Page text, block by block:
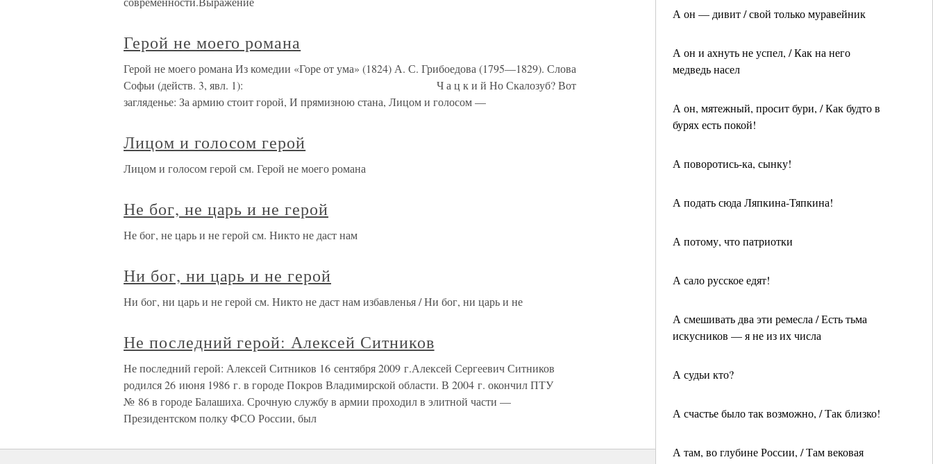
А он — дивит / свой только муравейник
А он и ахнуть не успел, / Как на него
медведь насел
А он, мятежный, просит бури, / Как будто в
бурях есть покой!
А поворотись-ка, сынку!
А подать сюда Ляпкина-Тяпкина!
А потому, что патриотки
А сало русское едят!
А смешивать два эти ремесла / Есть тьма
искусников — я не из их числа
А судьи кто?
А счастье было так возможно, / Так близко!
А там, во глубине России, / Там вековая
Герой не моего романа
Герой не моего романа Из комедии «Горе от ума» (1824) А. С. Грибоедова (1795—1829). Слова
Софьи (действ. 3, явл. 1): Ч а ц к и й Но Скалозуб? Вот
загляденье: За армию стоит горой, И прямизною стана, Лицом и голосом —
Лицом и голосом герой
Лицом и голосом герой см. Герой не моего романа
Не бог, не царь и не герой
Не бог, не царь и не герой см. Никто не даст нам
Ни бог, ни царь и не герой
Ни бог, ни царь и не герой см. Никто не даст нам избавленья / Ни бог, ни царь и не
Не последний герой: Алексей Ситников
Не последний герой: Алексей Ситников 16 сентября 2009 г.Алексей Сергеевич Ситников
родился 26 июня 1986 г. в городе Покров Владимирской области. В 2004 г. окончил ПТУ
№ 86 в городе Балашиха. Срочную службу в армии проходил в элитной части —
Президентском полку ФСО России, был